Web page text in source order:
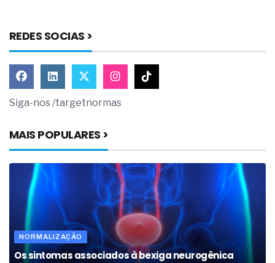
REDES SOCIAS >
Siga-nos /targetnormas
MAIS POPULARES >
NORMALIZAÇÃO
Os sintomas associados à bexiga neurogênica